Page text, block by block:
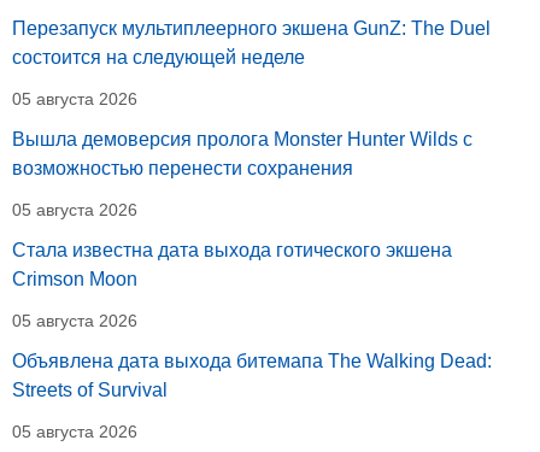
Перезапуск мультиплеерного экшена GunZ: The Duel
состоится на следующей неделе
05 августа 2026
Вышла демоверсия пролога Monster Hunter Wilds с
возможностью перенести сохранения
05 августа 2026
Стала известна дата выхода готического экшена
Crimson Moon
05 августа 2026
Объявлена дата выхода битемапа The Walking Dead:
Streets of Survival
05 августа 2026